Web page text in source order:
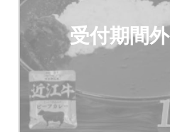
受付期間外